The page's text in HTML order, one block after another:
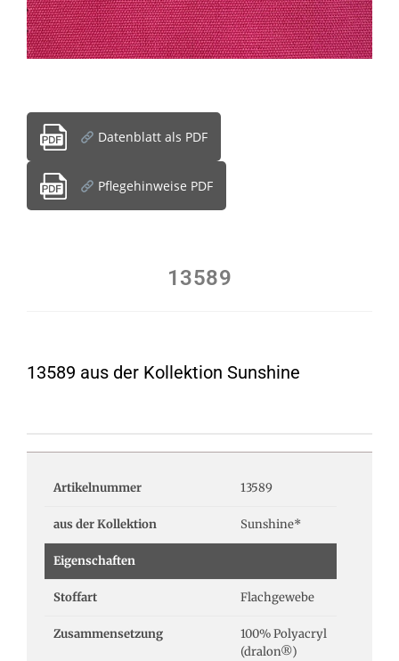
Datenblatt als PDF
Pflegehinweise PDF
13589
13589 aus der Kollektion Sunshine
Artikelnummer 13589
aus der Kollektion Sunshine*
Eigenschaften
Stoffart Flachgewebe
Zusammensetzung
100% Polyacryl
(dralon®)